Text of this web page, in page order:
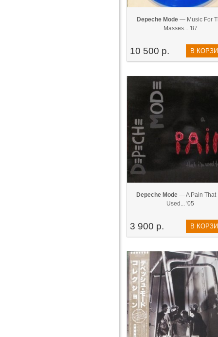
Depeche Mode— Music For
Masses... '87
10 500 р. В
Depeche Mode— A Pain That
Used... '05
3 900 р. В